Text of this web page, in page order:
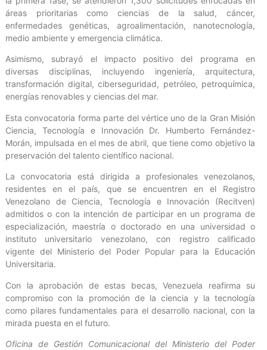
áreas prioritarias como ciencias de la salud, cáncer,
enfermedades genéticas, agroalimentación, nanotecnología,
medio ambiente y emergencia climática.
Asimismo, subrayó el impacto positivo del programa en
diversas disciplinas, incluyendo ingeniería, arquitectura,
transformación digital, ciberseguridad, petróleo, petroquímica,
energías renovables y ciencias del mar.
Esta convocatoria forma parte del vértice uno de la Gran Misión
Ciencia, Tecnología e Innovación Dr. Humberto Fernández-
Morán, impulsada en el mes de abril, que tiene como objetivo la
preservación del talento científico nacional.
La convocatoria está dirigida a profesionales venezolanos,
residentes en el país, que se encuentren en el Registro
Venezolano de Ciencia, Tecnología e Innovación (Recitven)
admitidos o con la intención de participar en un programa de
especialización, maestría o doctorado en una universidad o
instituto universitario venezolano, con registro calificado
vigente del Ministerio del Poder Popular para la Educación
Universitaria.
Con la aprobación de estas becas, Venezuela reafirma su
compromiso con la promoción de la ciencia y la tecnología
como pilares fundamentales para el desarrollo nacional, con la
mirada puesta en el futuro.
Oficina de Gestión Comunicacional del Ministerio del Poder